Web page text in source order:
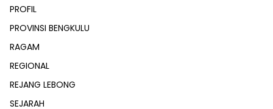
PROFIL
PROVINSI BENGKULU
RAGAM
REGIONAL
REJANG LEBONG
SEJARAH